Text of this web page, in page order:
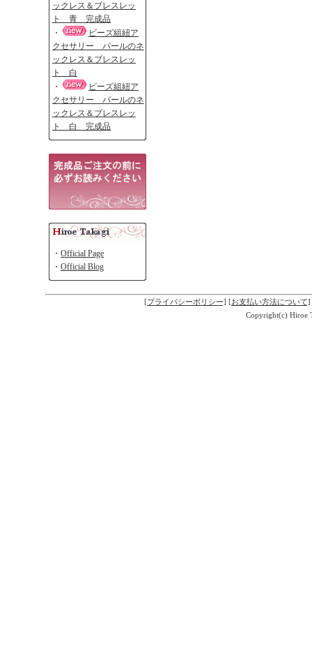
ックレス＆ブレスレッ
ト 青 完成品
・
ビーズ組紐ア
クセサリー パールのネ
ックレス＆ブレスレッ
ト 白
・
ビーズ組紐ア
クセサリー パールのネ
ックレス＆ブレスレッ
ト 白 完成品
・ Official Page
・ Official Blog
[プライバシーポリシー] [お支払い方法について]
Copyright(c) Hiroe